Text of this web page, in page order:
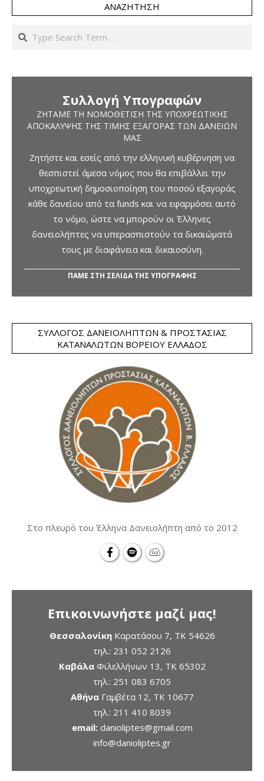
ΑΝΑΖΉΤΗΣΗ
Search
Συλλογή Υπογραφών
ΖΗΤΆΜΕ ΤΗ ΝΟΜΟΘΈΤΙΣΗ ΤΗΣ ΥΠΟΧΡΕΩΤΙΚΉΣ
ΑΠΟΚΆΛΥΨΗΣ ΤΗΣ ΤΙΜΉΣ ΕΞΑΓΟΡΆΣ ΤΩΝ ΔΑΝΕΊΩΝ
ΜΑΣ
Ζητήστε και εσείς από την ελληνική κυβέρνηση να
θεσπιστεί άμεσα νόμος που θα επιβάλλει την
υποχρεωτική δημοσιοποίηση του ποσού εξαγοράς
κάθε δανείου από τα funds και να εφαρμόσει αυτό
το νόμο, ώστε να μπορούν οι Έλληνες
δανειολήπτες να υπερασπιστούν τα δικαιώματά
τους με διαφάνεια και δικαιοσύνη.
ΠΑΜΕ ΣΤΗ ΣΕΛΙΔΑ ΤΗΣ ΥΠΟΓΡΑΦΗΣ
ΣΎΛΛΟΓΟΣ ΔΑΝΕΙΟΛΗΠΤΏΝ & ΠΡΟΣΤΑΣΊΑΣ
ΚΑΤΑΝΑΛΩΤΏΝ ΒΟΡΕΊΟΥ ΕΛΛΆΔΟΣ
Στο πλευρό του Έλληνα Δανειολήπτη από το 2012
Επικοινωνήστε μαζί μας!
ΘεσσαλονίκηΚαρατάσου 7, TK 54626
τηλ.: 231 052 2126
ΚαβάλαΦιλελλήνων 13, ΤΚ 65302
τηλ.: 251 083 6705
ΑθήναΓαμβέτα 12, ΤΚ 10677
τηλ.: 211 410 8039
email: danioliptes@gmail.com
info@danioliptes.gr